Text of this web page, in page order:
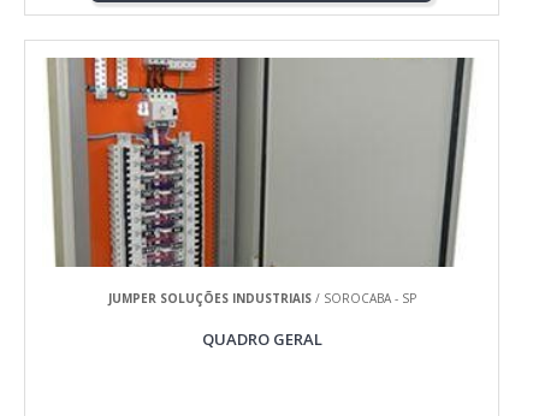
JUMPER SOLUÇÕES INDUSTRIAIS/ SOROCABA - SP
QUADRO GERAL